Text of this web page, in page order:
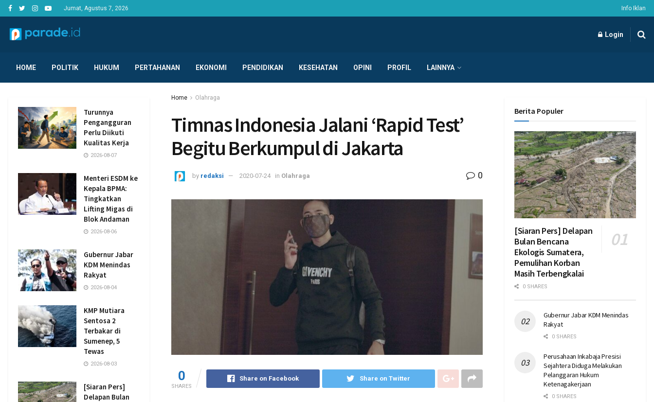
Jumat, Agustus 7, 2026 Info Iklan
Login
HOME POLITIK HUKUM PERTAHANAN EKONOMI PENDIDIKAN KESEHATAN OPINI PROFIL LAINNYA
Home Olahraga
Timnas Indonesia Jalani ‘Rapid Test’
Begitu Berkumpul di Jakarta
by redaksi 2020-07-24 in Olahraga 0
0
SHARES
Share on Facebook Share on Twitter
Turunnya
Pengangguran
Perlu Diikuti
Kualitas Kerja
2026-08-07
Menteri ESDM ke
Kepala BPMA:
Tingkatkan
Lifting Migas di
Blok Andaman
2026-08-06
Gubernur Jabar
KDM Menindas
Rakyat
2026-08-04
KMP Mutiara
Sentosa 2
Terbakar di
Sumenep, 5
Tewas
2026-08-03
[Siaran Pers]
Delapan Bulan
Berita Populer
[Siaran Pers] Delapan
Bulan Bencana
Ekologis Sumatera,
Pemulihan Korban
Masih Terbengkalai
0 SHARES
Gubernur Jabar KDM Menindas
Rakyat
0 SHARES
Perusahaan Inkabaja Presisi
Sejahtera Diduga Melakukan
Pelanggaran Hukum
Ketenagakerjaan
0 SHARES